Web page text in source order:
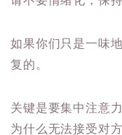
如果你们只是一味
复的。
关键是要集中注意
为什么无法接受对